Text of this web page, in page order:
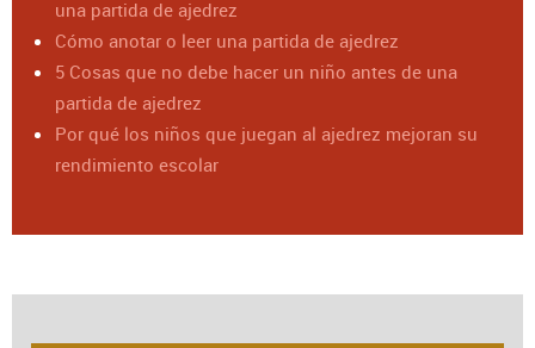
una partida de ajedrez
Cómo anotar o leer una partida de ajedrez
5 Cosas que no debe hacer un niño antes de una
partida de ajedrez
Por qué los niños que juegan al ajedrez mejoran su
rendimiento escolar